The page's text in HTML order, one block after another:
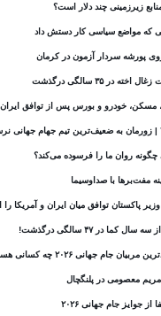
زیرزمینی چند دلار است؟
که مواضع سیاسی‌ کار دستش داد
پورشه سردار آزمون در کرمان
در ۳۵ سالگی درگذشت
مسکن، خودرو و بورس پس از توافق ایران
روان ما را فرسوده می‌کند؟
مفت‌برها با صداوسیما
پاکستان توافق میان ایران و آمریکا را
کما در ۴۷ سالگی درگذشت!
جام جهانی ۲۰۲۶ چه کسانی هستند؟
معصومی در پلنگچال
جوایز جام جهانی ۲۰۲۶